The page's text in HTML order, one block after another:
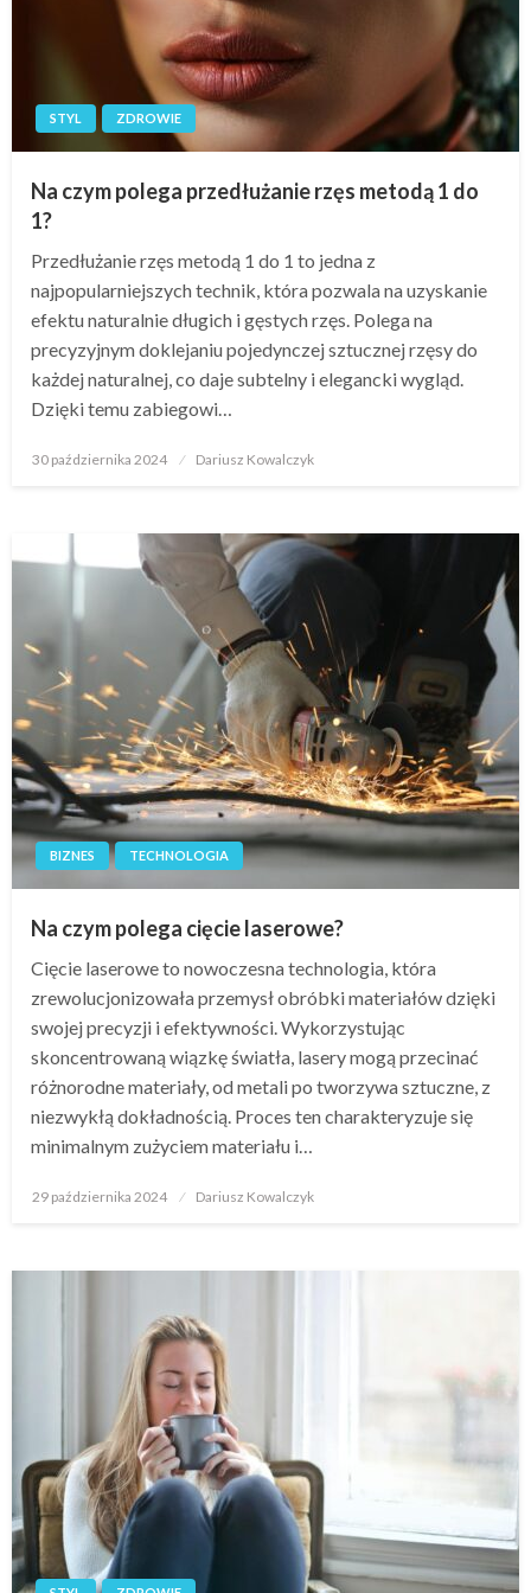
STYL ZDROWIE
Na czym polega przedłużanie rzęs metodą 1 do
1?
Przedłużanie rzęs metodą 1 do 1 to jedna z
najpopularniejszych technik, która pozwala na uzyskanie
efektu naturalnie długich i gęstych rzęs. Polega na
precyzyjnym doklejaniu pojedynczej sztucznej rzęsy do
każdej naturalnej, co daje subtelny i elegancki wygląd.
Dzięki temu zabiegowi…
Opublikowane
30 października 2024 Dariusz Kowalczyk
BIZNES TECHNOLOGIA
Na czym polega cięcie laserowe?
Cięcie laserowe to nowoczesna technologia, która
zrewolucjonizowała przemysł obróbki materiałów dzięki
swojej precyzji i efektywności. Wykorzystując
skoncentrowaną wiązkę światła, lasery mogą przecinać
różnorodne materiały, od metali po tworzywa sztuczne, z
niezwykłą dokładnością. Proces ten charakteryzuje się
minimalnym zużyciem materiału i…
Opublikowane
29 października 2024 Dariusz Kowalczyk